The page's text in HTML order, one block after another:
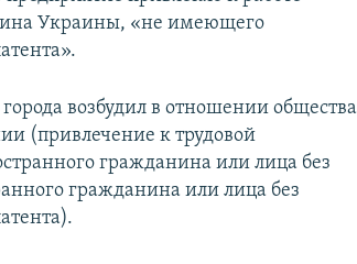
Украины, «не имеющего
возбудил в отношении общества
(привлечение к трудовой
гражданина или лица без
гражданина или лица без